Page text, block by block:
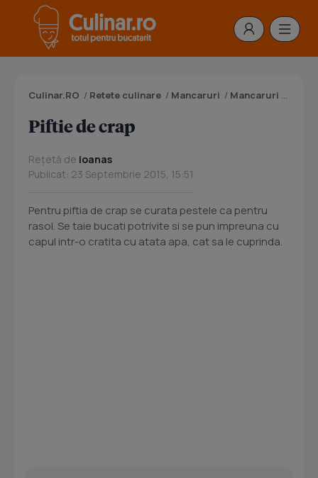
Culinar.RO / Retete culinare / Mancaruri / Mancaruri cu peste
Piftie de crap
Rețetă de ioanas
Publicat: 23 Septembrie 2015, 15:51
Pentru piftia de crap se curata pestele ca pentru
rasol. Se taie bucati potrivite si se pun impreuna cu
capul intr-o cratita cu atata apa, cat sa le cuprinda.